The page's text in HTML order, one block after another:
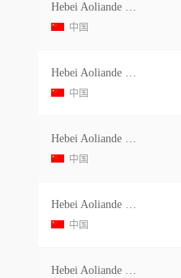
Hebei Aoliande Chemical Equipment Co Ltdno. Room 211, 706 Xinghua North Street Jizhou District, Hengshui China China
中国
Hebei Aoliande Chemical Equipment Co Ltdno. Room 211, 706 Xinghua North Street Jizhou District, Hengshui China China
中国
Hebei Aoliande Chemical Equipment Co Ltdno. Room 211, 706 Xinghua North Street Jizhou District, Hengshui China China
中国
Hebei Aoliande Chemical Equipment Co Ltdno. Room 211, 706 Xinghua North Street Jizhou District, Hengshui China China
中国
Hebei Aoliande Chemical Equipment Co Ltdno. Room 211, 706 Xinghua North Street Jizhou District, Hengshui China China